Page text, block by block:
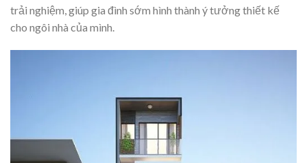
trải nghiệm, giúp gia đình sớm hình thành ý tưởng thiết kế
cho ngôi nhà của mình.